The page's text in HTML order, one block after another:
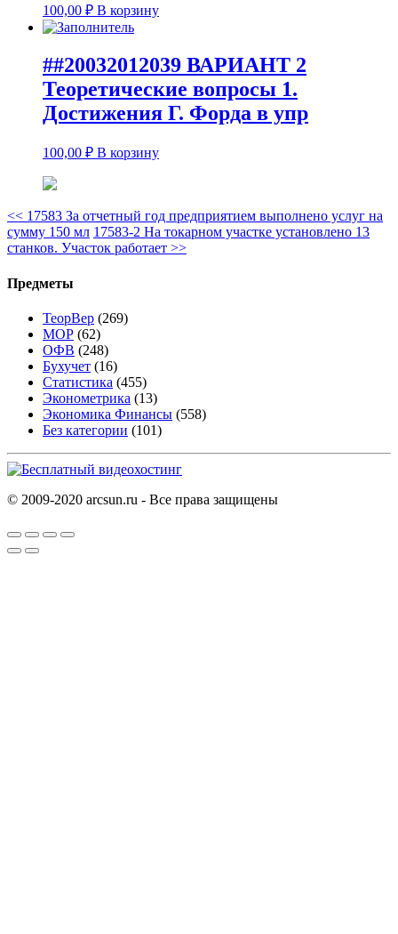
100,00 ₽ В корзину
##20032012039 ВАРИАНТ 2
Теоретические вопросы 1.
Достижения Г. Форда в упр
100,00 ₽ В корзину
<< 17583 За отчетный год предприятием выполнено услуг на
сумму 150 мл 17583-2 На токарном участке установлено 13
станков. Участок работает >>
Предметы
ТеорВер (269)
МОР (62)
ОФВ (248)
Бухучет (16)
Статистика (455)
Эконометрика (13)
Экономика Финансы (558)
Без категории (101)
© 2009-2020 arcsun.ru - Все права защищены